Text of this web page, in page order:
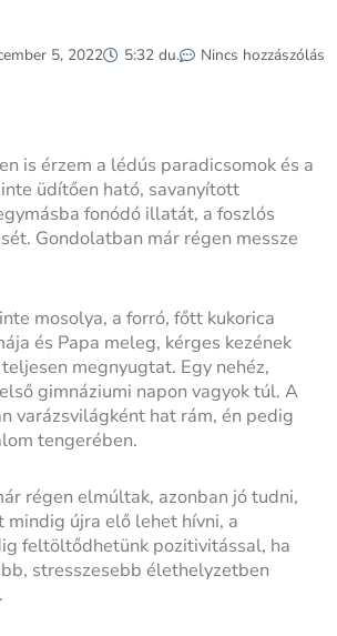
5, 2022 5:32 du. Nincs hozzászólás
is érzem a lédús paradicsomok és a
üdítően ható, savanyított
fonódó illatát, a foszlós
Gondolatban már régen messze
mosolya, a forró, főtt kukorica
és Papa meleg, kérges kezének
megnyugtat. Egy nehéz,
gimnáziumi napon vagyok túl. A
varázsvilágként hat rám, én pedig
tengerében.
régen elmúltak, azonban jó tudni,
mindig újra elő lehet hívni, a
feltöltődhetünk pozitivitással, ha
stresszesebb élethelyzetben